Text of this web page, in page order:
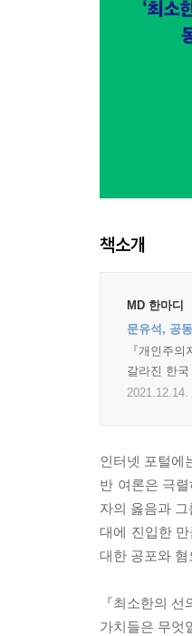
책소개
MD 한마디
문유석, 공
『개인주
갈라진 한
2021.12.14.
인터넷 포털에
반 여론은 극
자의 옳음과
대에 진입한
대한 공포와
『최소한의
가치들은 무엇